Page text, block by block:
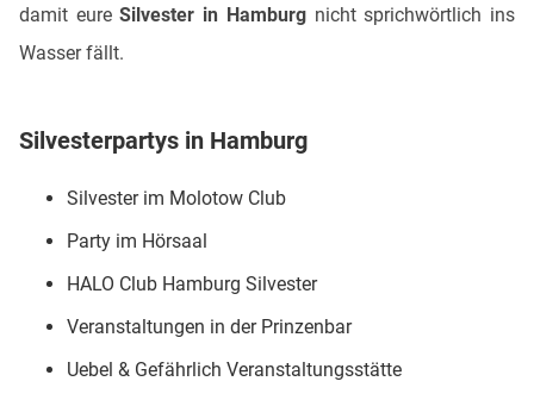
damit eureSilvester in Hamburgnicht sprichwörtlich ins
Wasser fällt.
Silvesterpartys in Hamburg
Silvester im Molotow Club
Party im Hörsaal
HALO Club Hamburg Silvester
Veranstaltungen in der Prinzenbar
Uebel & Gefährlich Veranstaltungsstätte